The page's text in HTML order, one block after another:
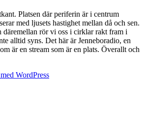
Platsen där periferin är i centrum
med ljusets hastighet mellan då och sen.
däremellan rör vi oss i cirklar rakt fram i
alltid syns. Det här är Jenneboradio, en
är en stream som är en plats. Överallt och
WordPress